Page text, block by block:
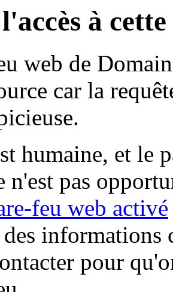
à
web de
car la
humaine, et le
n'est pas
feu web activé
informations
pour